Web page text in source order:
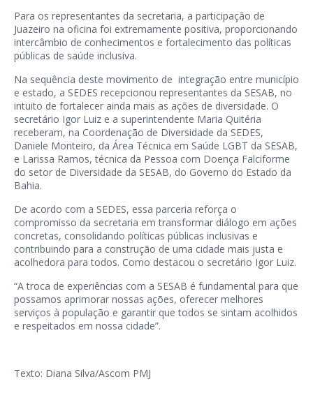
Para os representantes da secretaria, a participação de
Juazeiro na oficina foi extremamente positiva, proporcionando
intercâmbio de conhecimentos e fortalecimento das políticas
públicas de saúde inclusiva.
Na sequência deste movimento de integração entre município
e estado, a SEDES recepcionou representantes da SESAB, no
intuito de fortalecer ainda mais as ações de diversidade. O
secretário Igor Luiz e a superintendente Maria Quitéria
receberam, na Coordenação de Diversidade da SEDES,
Daniele Monteiro, da Área Técnica em Saúde LGBT da SESAB,
e Larissa Ramos, técnica da Pessoa com Doença Falciforme
do setor de Diversidade da SESAB, do Governo do Estado da
Bahia.
De acordo com a SEDES, essa parceria reforça o
compromisso da secretaria em transformar diálogo em ações
concretas, consolidando políticas públicas inclusivas e
contribuindo para a construção de uma cidade mais justa e
acolhedora para todos. Como destacou o secretário Igor Luiz.
“A troca de experiências com a SESAB é fundamental para que
possamos aprimorar nossas ações, oferecer melhores
serviços à população e garantir que todos se sintam acolhidos
e respeitados em nossa cidade”.
Texto: Diana Silva/Ascom PMJ